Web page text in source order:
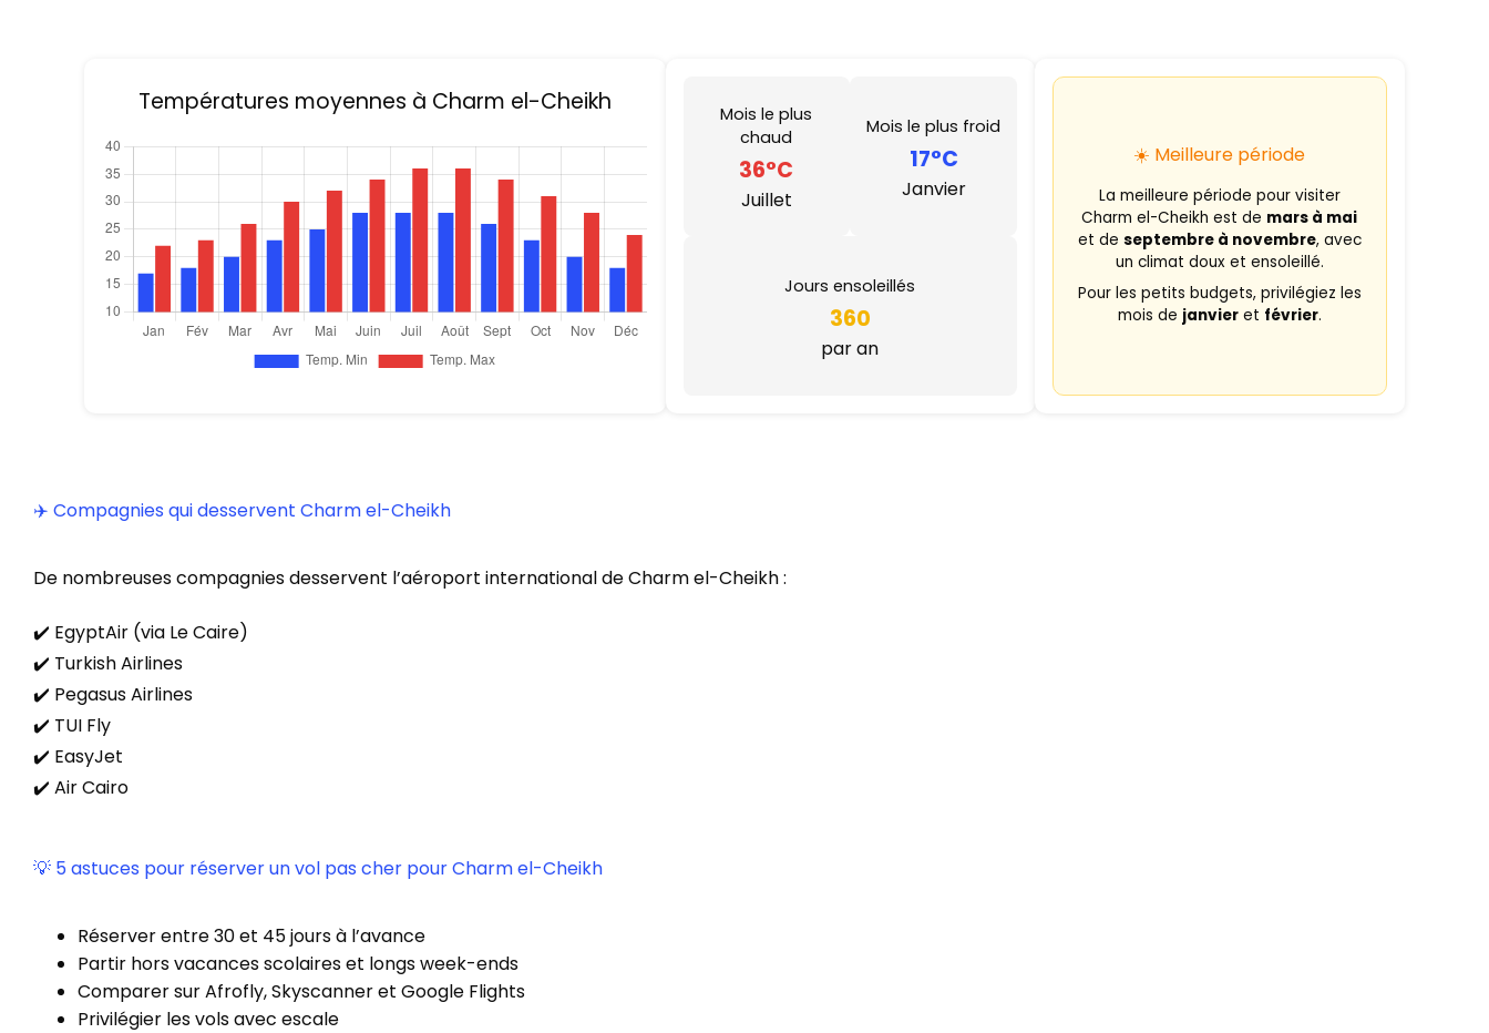
Températures moyennes à Charm el-Cheikh
Mois le plus
chaud
36°C
Juillet
Mois le plus froid
17°C
Janvier
Jours ensoleillés
360
par an
☀️ Meilleure période
La meilleure période pour visiter
Charm el-Cheikh est de mars à mai
et de septembre à novembre, avec
un climat doux et ensoleillé.
Pour les petits budgets, privilégiez les
mois de janvieret février.
✈️ Compagnies qui desservent Charm el-Cheikh
De nombreuses compagnies desservent l’aéroport international de Charm el-Cheikh :
✔️ EgyptAir (via Le Caire)
✔️ Turkish Airlines
✔️ Pegasus Airlines
✔️ TUI Fly
✔️ EasyJet
✔️ Air Cairo
💡 5 astuces pour réserver un vol pas cher pour Charm el-Cheikh
Réserver entre 30 et 45 jours à l’avance
Partir hors vacances scolaires et longs week-ends
Comparer sur Afrofly, Skyscanner et Google Flights
Privilégier les vols avec escale